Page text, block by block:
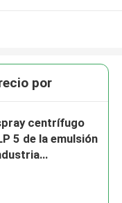
por
centrífugo
5 de la emulsión